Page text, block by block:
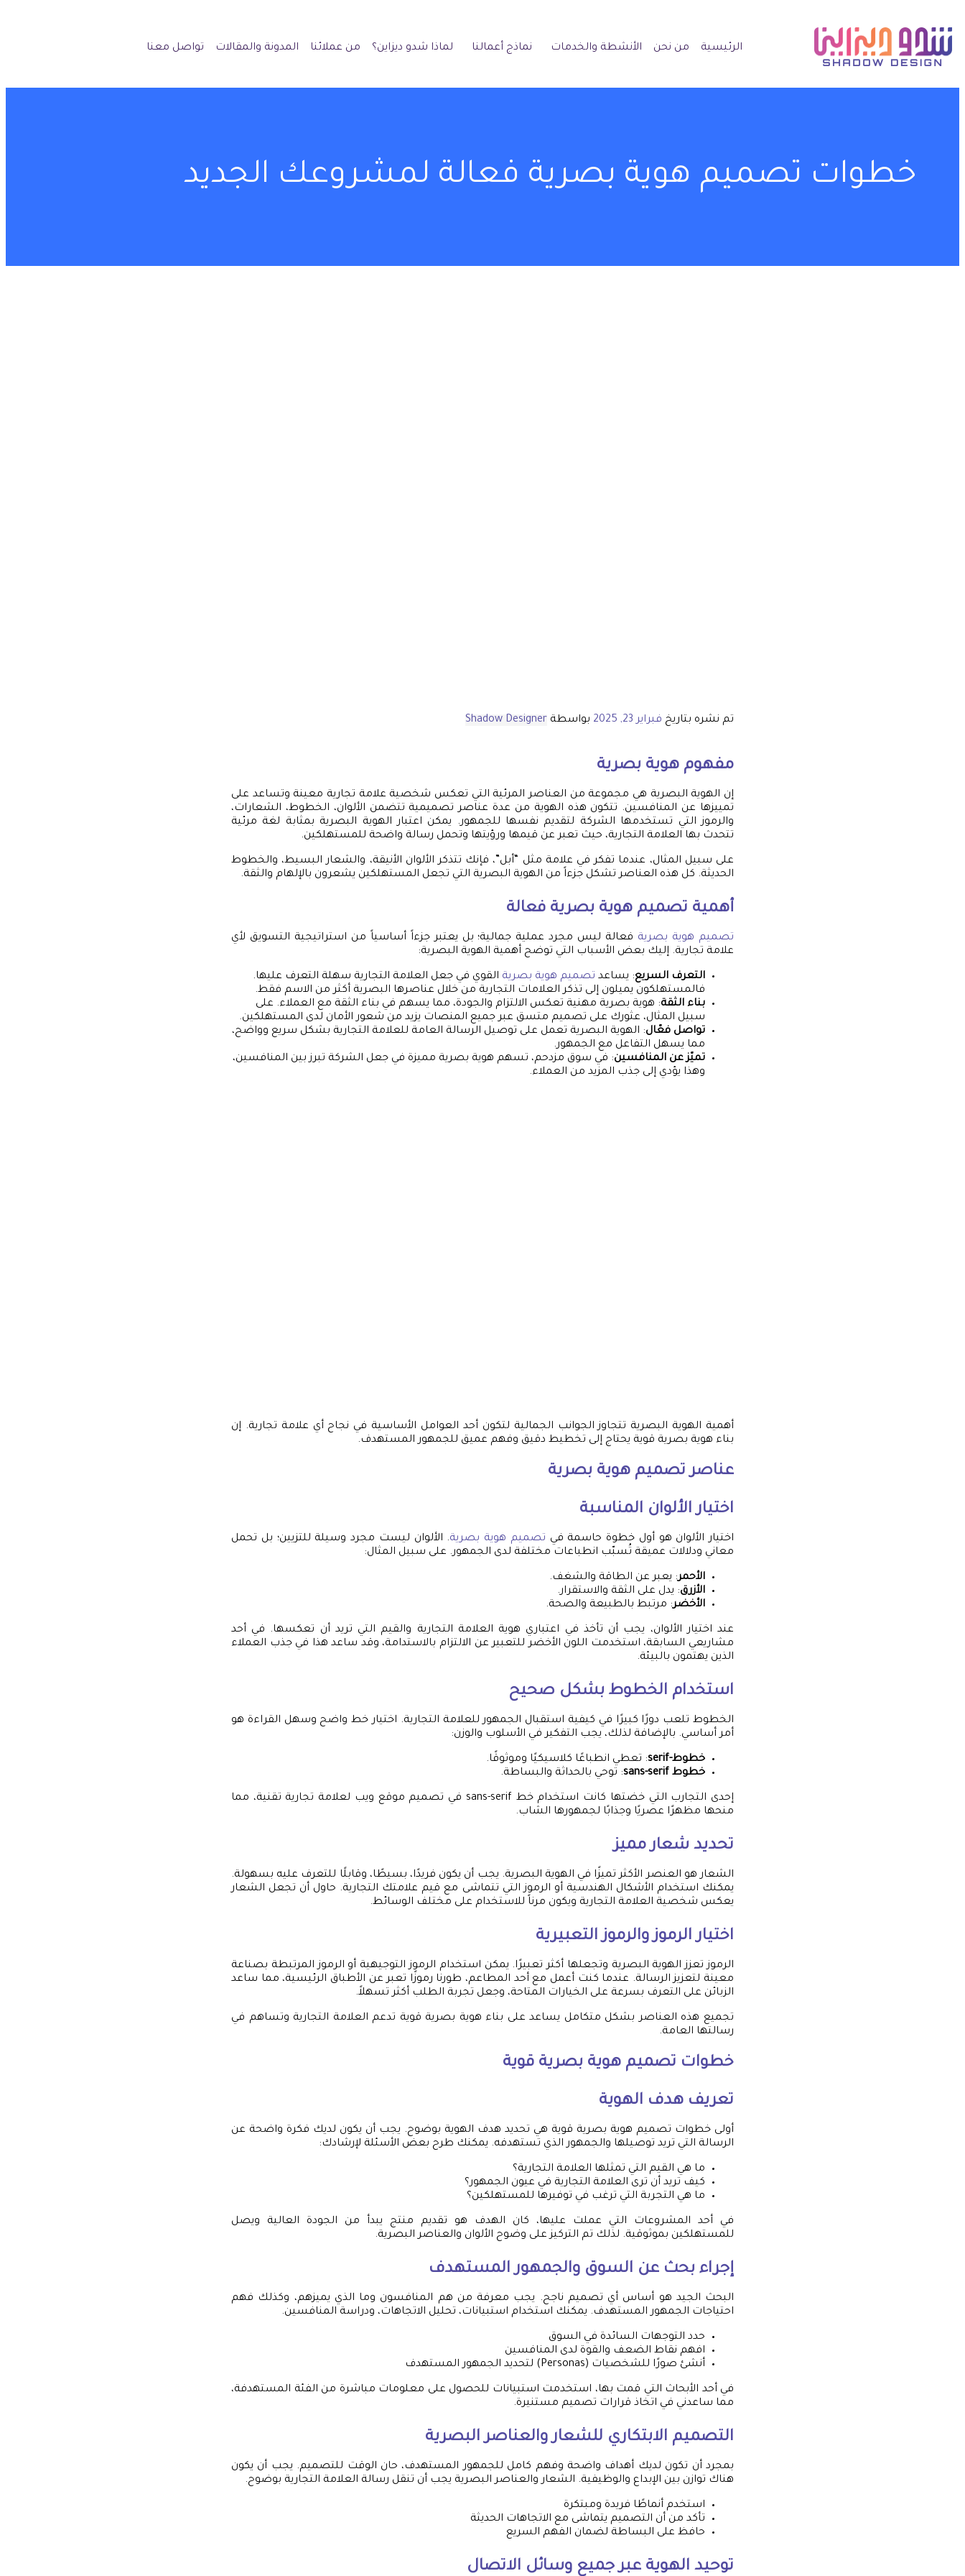
الرئيسية من نحن الأنشطة والخدمات نماذج أعمالنا لماذا شدو ديزاين؟ من عملائنا المدونة والمقالات تواصل معنا
خطوات تصميم هوية بصرية فعالة لمشروعك الجديد
تم نشره بتاريخ فبراير 23, 2025 بواسطة Shadow Designer
مفهوم هوية بصرية
إن الهوية البصرية هي مجموعة من العناصر المرئية التي تعكس شخصية علامة تجارية معينة وتساعد على
تمييزها عن المنافسين. تتكون هذه الهوية من عدة عناصر تصميمية تتضمن الألوان، الخطوط، الشعارات،
والرموز التي تستخدمها الشركة لتقديم نفسها للجمهور. يمكن اعتبار الهوية البصرية بمثابة لغة مرئية
تتحدث بها العلامة التجارية، حيث تعبر عن قيمها ورؤيتها وتحمل رسالة واضحة للمستهلكين.
على سبيل المثال، عندما تفكر في علامة مثل “أبل”، فإنك تتذكر الألوان الأنيقة، والشعار البسيط، والخطوط
الحديثة. كل هذه العناصر تشكل جزءاً من الهوية البصرية التي تجعل المستهلكين يشعرون بالإلهام والثقة.
أهمية تصميم هوية بصرية فعالة
تصميم هوية بصرية فعالة ليس مجرد عملية جمالية؛ بل يعتبر جزءاً أساسياً من استراتيجية التسويق لأي
علامة تجارية. إليك بعض الأسباب التي توضح أهمية الهوية البصرية:
التعرف السريع: يساعد تصميم هوية بصرية القوي في جعل العلامة التجارية سهلة التعرف عليها.
فالمستهلكون يميلون إلى تذكر العلامات التجارية من خلال عناصرها البصرية أكثر من الاسم فقط.
بناء الثقة: هوية بصرية مهنية تعكس الالتزام والجودة، مما يسهم في بناء الثقة مع العملاء. على
سبيل المثال، عثورك على تصميم متسق عبر جميع المنصات يزيد من شعور الأمان لدى المستهلكين.
تواصل فعّال: الهوية البصرية تعمل على توصيل الرسالة العامة للعلامة التجارية بشكل سريع وواضح،
مما يسهل التفاعل مع الجمهور.
تميّز عن المنافسين: في سوق مزدحم، تسهم هوية بصرية مميزة في جعل الشركة تبرز بين المنافسين،
وهذا يؤدي إلى جذب المزيد من العملاء.
أهمية الهوية البصرية تتجاوز الجوانب الجمالية لتكون أحد العوامل الأساسية في نجاح أي علامة تجارية. إن
بناء هوية بصرية قوية يحتاج إلى تخطيط دقيق وفهم عميق للجمهور المستهدف.
عناصر تصميم هوية بصرية
اختيار الألوان المناسبة
اختيار الألوان هو أول خطوة حاسمة في تصميم هوية بصرية. الألوان ليست مجرد وسيلة للتزيين؛ بل تحمل
معاني ودلالات عميقة تُسبّب انطباعات مختلفة لدى الجمهور. على سبيل المثال:
الأحمر: يعبر عن الطاقة والشغف.
الأزرق: يدل على الثقة والاستقرار.
الأخضر: مرتبط بالطبيعة والصحة.
عند اختيار الألوان، يجب أن تأخذ في اعتباري هوية العلامة التجارية والقيم التي تريد أن تعكسها. في أحد
مشاريعي السابقة، استخدمت اللون الأخضر للتعبير عن الالتزام بالاستدامة، وقد ساعد هذا في جذب العملاء
الذين يهتمون بالبيئة.
استخدام الخطوط بشكل صحيح
الخطوط تلعب دورًا كبيرًا في كيفية استقبال الجمهور للعلامة التجارية. اختيار خط واضح وسهل القراءة هو
أمر أساسي. بالإضافة لذلك، يجب التفكير في الأسلوب والوزن:
خطوط-serif
: تعطي انطباعًا كلاسيكيًا وموثوقًا.
خطوط sans-serif
: توحي بالحداثة والبساطة.
إحدى التجارب التي خضتها كانت استخدام خط sans-serif في تصميم موقع ويب لعلامة تجارية تقنية، مما
منحها مظهرًا عصريًا وجذابًا لجمهورها الشاب.
تحديد شعار مميز
الشعار هو العنصر الأكثر تميزًا في الهوية البصرية. يجب أن يكون فريدًا، بسيطًا، وقابلًا للتعرف عليه بسهولة.
يمكنك استخدام الأشكال الهندسية أو الرموز التي تتماشى مع قيم علامتك التجارية. حاول أن تجعل الشعار
يعكس شخصية العلامة التجارية ويكون مرناً للاستخدام على مختلف الوسائط.
اختيار الرموز والرموز التعبيرية
الرموز تعزز الهوية البصرية وتجعلها أكثر تعبيرًا. يمكن استخدام الرموز التوجيهية أو الرموز المرتبطة بصناعة
معينة لتعزيز الرسالة. عندما كنت أعمل مع أحد المطاعم، طورنا رموزًا تعبر عن الأطباق الرئيسية، مما ساعد
الزبائن على التعرف بسرعة على الخيارات المتاحة، وجعل تجربة الطلب أكثر تسهلاً.
تجميع هذه العناصر بشكل متكامل يساعد على بناء هوية بصرية قوية تدعم العلامة التجارية وتساهم في
رسالتها العامة.
خطوات تصميم هوية بصرية قوية
تعريف هدف الهوية
أولى خطوات تصميم هوية بصرية قوية هي تحديد هدف الهوية بوضوح. يجب أن يكون لديك فكرة واضحة عن
الرسالة التي تريد توصيلها والجمهور الذي تستهدفه. يمكنك طرح بعض الأسئلة لإرشادك:
ما هي القيم التي تمثلها العلامة التجارية؟
كيف تريد أن ترى العلامة التجارية في عيون الجمهور؟
ما هي التجربة التي ترغب في توفيرها للمستهلكين؟
في أحد المشروعات التي عملت عليها، كان الهدف هو تقديم منتج يبدأ من الجودة العالية ويصل
للمستهلكين بموثوقية. لذلك تم التركيز على وضوح الألوان والعناصر البصرية.
إجراء بحث عن السوق والجمهور المستهدف
البحث الجيد هو أساس أي تصميم ناجح. يجب معرفة من هم المنافسون وما الذي يميزهم، وكذلك فهم
احتياجات الجمهور المستهدف. يمكنك استخدام استبيانات، تحليل الاتجاهات، ودراسة المنافسين.
حدد التوجهات السائدة في السوق
افهم نقاط الضعف والقوة لدى المنافسين
أنشئ صورًا للشخصيات (Personas) لتحديد الجمهور المستهدف
في أحد الأبحاث التي قمت بها، استخدمت استبيانات للحصول على معلومات مباشرة من الفئة المستهدفة،
مما ساعدني في اتخاذ قرارات تصميم مستنيرة.
التصميم الابتكاري للشعار والعناصر البصرية
بمجرد أن تكون لديك أهداف واضحة وفهم كامل للجمهور المستهدف، حان الوقت للتصميم. يجب أن يكون
هناك توازن بين الإبداع والوظيفية. الشعار والعناصر البصرية يجب أن تنقل رسالة العلامة التجارية بوضوح.
استخدم أنماطًا فريدة ومبتكرة
تأكد من أن التصميم يتماشى مع الاتجاهات الحديثة
حافظ على البساطة لضمان الفهم السريع
توحيد الهوية عبر جميع وسائل الاتصال